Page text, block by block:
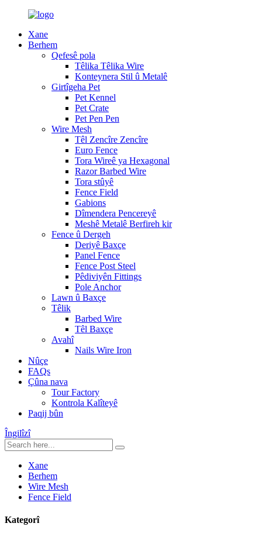
Xane
Berhem
Qefesê pola
Têlika Têlika Wire
Konteynera Stil û Metalê
Girtîgeha Pet
Pet Kennel
Pet Crate
Pet Pen Pen
Wire Mesh
Têl Zencîre Zencîre
Euro Fence
Tora Wireê ya Hexagonal
Razor Barbed Wire
Tora stûyê
Fence Field
Gabions
Dîmendera Pencereyê
Meshê Metalê Berfireh kir
Fence û Dergeh
Deriyê Baxçe
Panel Fence
Fence Post Steel
Pêdiviyên Fittings
Pole Anchor
Lawn û Baxçe
Têlik
Barbed Wire
Têl Baxçe
Avahî
Nails Wire Iron
Nûçe
FAQs
Çûna nava
Tour Factory
Kontrola Kalîteyê
Paqij bûn
Îngilîzî
Xane
Berhem
Wire Mesh
Fence Field
Kategorî